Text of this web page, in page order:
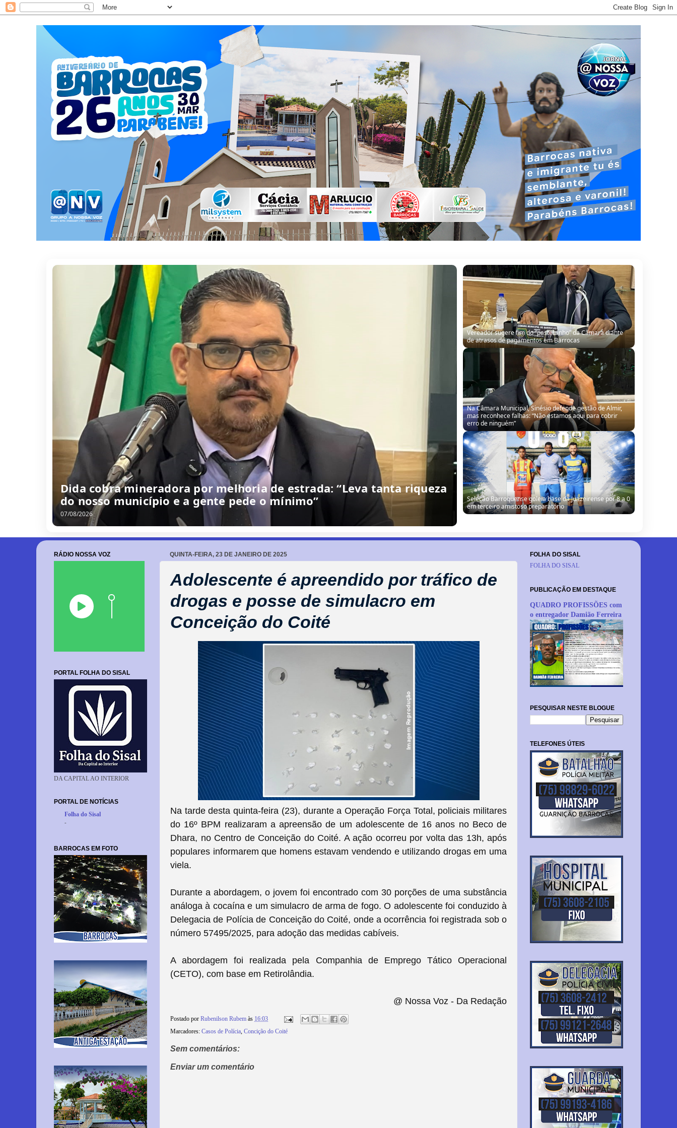
Dida cobra mineradora por melhoria de estrada: “Leva tanta riqueza
do nosso município e a gente pede o mínimo”
07/08/2026
Vereador sugere fim do “pastelzinho” da Câmara diante
de atrasos de pagamentos em Barrocas
Na Câmara Municipal, Sinésio defende gestão de Almir,
mas reconhece falhas: “Não estamos aqui para cobrir
erro de ninguém”
Seleção Barroquense goleia base da Juazeirense por 8 a 0
em terceiro amistoso preparatório
QUINTA-FEIRA, 23 DE JANEIRO DE 2025
Adolescente é apreendido por tráfico de
drogas e posse de simulacro em
Conceição do Coité
Na tarde desta quinta-feira (23), durante a Operação Força Total, policiais militares
do 16º BPM realizaram a apreensão de um adolescente de 16 anos no Beco de
Dhara, no Centro de Conceição do Coité. A ação ocorreu por volta das 13h, após
populares informarem que homens estavam vendendo e utilizando drogas em uma
viela.
Durante a abordagem, o jovem foi encontrado com 30 porções de uma substância
análoga à cocaína e um simulacro de arma de fogo. O adolescente foi conduzido à
Delegacia de Polícia de Conceição do Coité, onde a ocorrência foi registrada sob o
número 57495/2025, para adoção das medidas cabíveis.
A abordagem foi realizada pela Companhia de Emprego Tático Operacional
(CETO), com base em Retirolândia.
@ Nossa Voz - Da Redação
Postado por Rubenilson Rubem às 16:03
Marcadores: Casos de Polícia, Concição do Coité
Sem comentários:
Enviar um comentário
RÁDIO NOSSA VOZ
PORTAL FOLHA DO SISAL
DA CAPITAL AO INTERIOR
PORTAL DE NOTÍCIAS
Folha do Sisal
-
BARROCAS EM FOTO
FOLHA DO SISAL
FOLHA DO SISAL
PUBLICAÇÃO EM DESTAQUE
QUADRO PROFISSÕES com
o entregador Damião Ferreira
PESQUISAR NESTE BLOGUE
TELEFONES ÚTEIS